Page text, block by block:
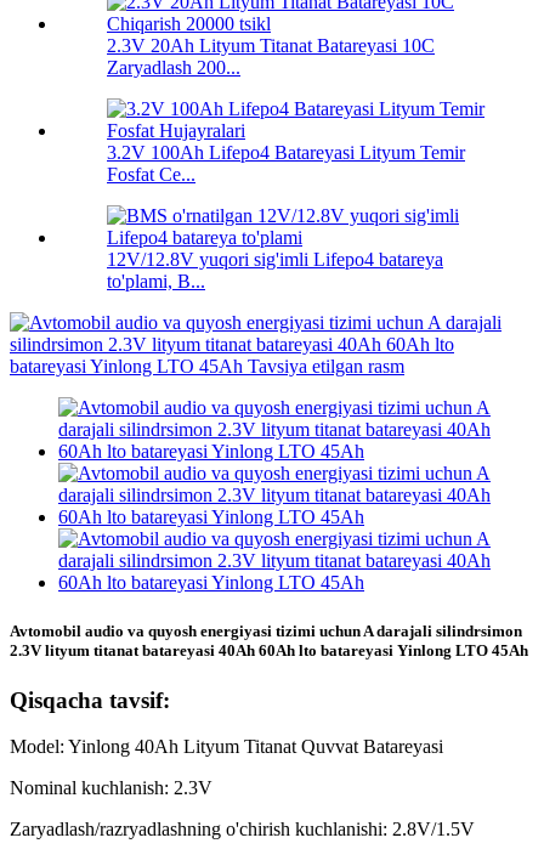
2.3V 20Ah Lityum Titanat Batareyasi 10C
Zaryadlash 200...
3.2V 100Ah Lifepo4 Batareyasi Lityum Temir
Fosfat Ce...
12V/12.8V yuqori sig'imli Lifepo4 batareya
to'plami, B...
Avtomobil audio va quyosh energiyasi tizimi uchun A darajali silindrsimon
2.3V lityum titanat batareyasi 40Ah 60Ah lto batareyasi Yinlong LTO 45Ah
Qisqacha tavsif:
Model: Yinlong 40Ah Lityum Titanat Quvvat Batareyasi
Nominal kuchlanish: 2.3V
Zaryadlash/razryadlashning o'chirish kuchlanishi: 2.8V/1.5V